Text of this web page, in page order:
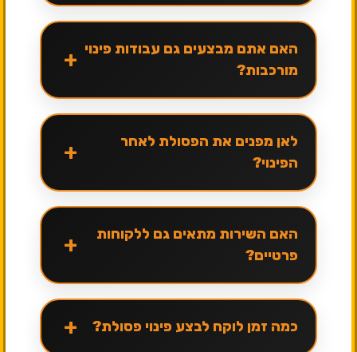
האם אתם מבצעים גם עבודות פינוי
מורכבות?
+
לאן מפנים את הפסולת לאחר
הפינוי?
+
האם השירות מתאים גם ללקוחות
פרטיים?
+
כמה זמן לוקח לבצע פינוי פסולת? +